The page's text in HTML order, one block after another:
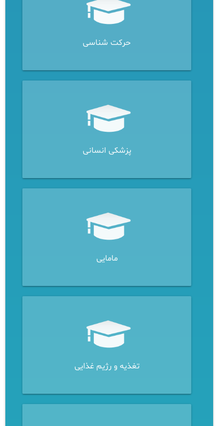
حرکت شناسی
پزشکی انسانی
مامایی
تغذیه و رژیم غذایی